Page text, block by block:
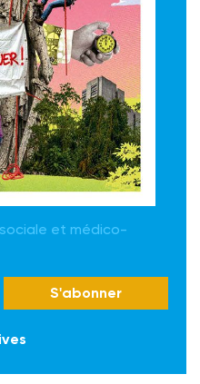
et médico-
S'abonner